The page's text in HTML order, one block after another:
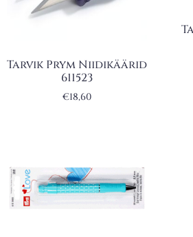
Tarvik Prym Niidikäärid
611523
€18,60